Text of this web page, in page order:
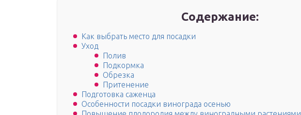
Содержание:
Как выбрать место для посадки
Уход
Полив
Подкормка
Обрезка
Притенение
Подготовка саженца
Особенности посадки винограда осенью